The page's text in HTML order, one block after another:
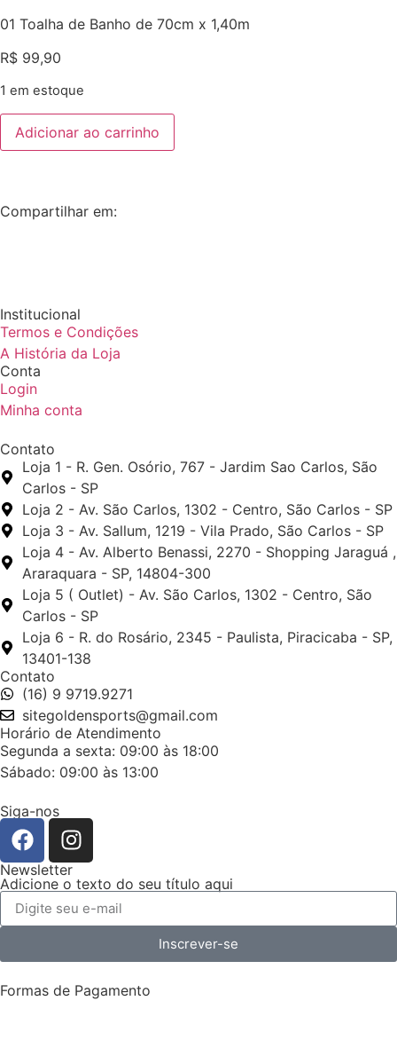
01 Toalha de Banho de 70cm x 1,40m
R$ 99,90
1 em estoque
Adicionar ao carrinho
Compartilhar em:
Institucional
Termos e Condições
A História da Loja
Conta
Login
Minha conta
Contato
Loja 1 - R. Gen. Osório, 767 - Jardim Sao Carlos, São
Carlos - SP
Loja 2 - Av. São Carlos, 1302 - Centro, São Carlos - SP
Loja 3 - Av. Sallum, 1219 - Vila Prado, São Carlos - SP
Loja 4 - Av. Alberto Benassi, 2270 - Shopping Jaraguá ,
Araraquara - SP, 14804-300
Loja 5 ( Outlet) - Av. São Carlos, 1302 - Centro, São
Carlos - SP
Loja 6 - R. do Rosário, 2345 - Paulista, Piracicaba - SP,
13401-138
Contato
(16) 9 9719.9271
sitegoldensports@gmail.com
Horário de Atendimento
Segunda a sexta: 09:00 às 18:00
Sábado: 09:00 às 13:00
Siga-nos
Newsletter
Adicione o texto do seu título aqui
Inscrever-se
Formas de Pagamento